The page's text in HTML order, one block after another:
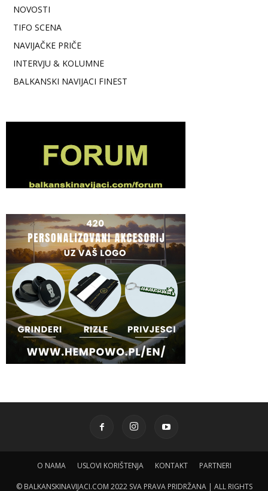
NOVOSTI
TIFO SCENA
NAVIJAČKE PRIČE
INTERVJU & KOLUMNE
BALKANSKI NAVIJACI FINEST
O NAMA USLOVI KORIŠTENJA KONTAKT PARTNERI
© BALKANSKINAVIJACI.COM 2022 SVA PRAVA PRIDRŽANA | ALL RIGHTS